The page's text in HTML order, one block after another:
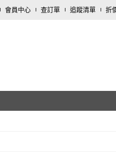
會員中心 查訂單 追蹤清單 折